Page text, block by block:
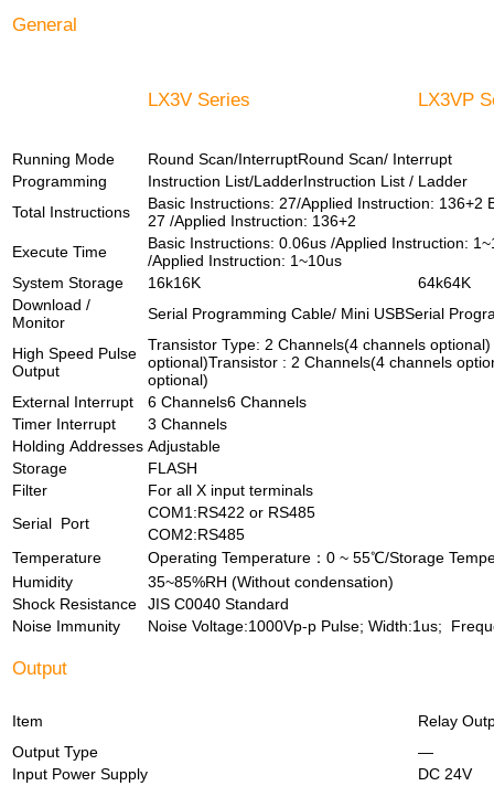
General
LX3V Series LX3VP
Running Mode
Round Scan/InterruptRound Scan/ Interrupt
Programming
Instruction List/LadderInstruction List / Ladder
Total Instructions
Basic Instructions: 27/Applied Instruction: 136+2
27 /Applied Instruction: 136+2
Execute Time
Basic Instructions: 0.06us /Applied Instruction:
/Applied Instruction: 1~10us
System Storage
16k16K
64k64K
Download /
Monitor
Serial Programming Cable/ Mini USBSerial
High Speed Pulse
Output
Transistor Type: 2 Channels(4 channels
optional)Transistor : 2 Channels(4 channels
optional)
External Interrupt
6 Channels6 Channels
Timer Interrupt
3 Channels
Holding Addresses Adjustable
Storage
FLASH
Filter
For all X input terminals
Serial Port
COM1:RS422 or RS485
COM2:RS485
Temperature
Operating Temperature：0 ~ 55℃/Storage
Humidity
35~85%RH (Without condensation)
Shock Resistance
JIS C0040 Standard
Noise Immunity
Noise Voltage:1000Vp-p Pulse; Width:1us;
Output
Item
Relay
Output Type
—
Input Power Supply
DC 24V